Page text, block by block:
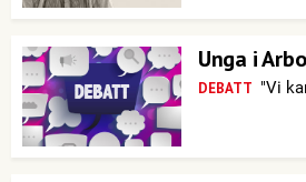
Unga i
DEBATT "Vi